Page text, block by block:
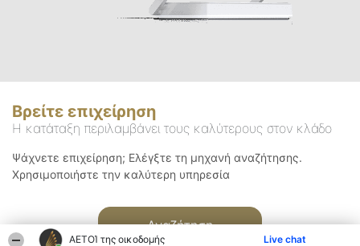
ΑΕΤΟΊ της οικοδομής Live chat
Βρείτε επιχείρηση
Η κατάταξη περιλαμβάνει τους καλύτερους στον κλάδο
Ψάχνετε επιχείρηση; Ελέγξτε τη μηχανή αναζήτησης.
Χρησιμοποιήστε την καλύτερη υπηρεσία
Αναζήτηση